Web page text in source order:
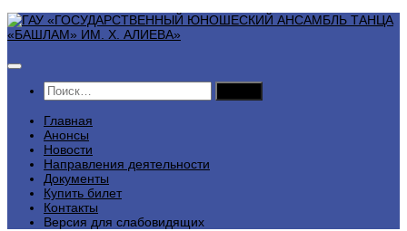
Перейти
к
Найти:
Главная
Анонсы
Новости
Направления деятельности
Документы
Купить билет
Контакты
Версия для слабовидящих